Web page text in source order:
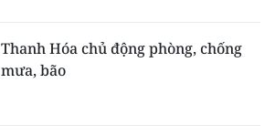
Thanh Hóa chủ động phòng, chống
mưa, bão